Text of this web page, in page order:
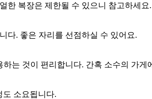
한 복장은 제한될 수 있으니 참고하세요.
다. 좋은 자리를 선점하실 수 있어요.
는 것이 편리합니다. 간혹 소수의 가
도 소요됩니다.